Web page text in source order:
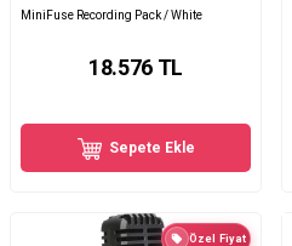
MiniFuse Recording Pack / White
18.576TL
Sepete Ekle
Özel Fiyat